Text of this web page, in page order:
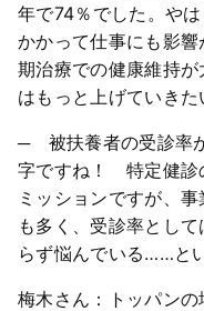
年で74％でした。や
かかって仕事にも影
期治療での健康維持
はもっと上げていきた
─ 被扶養者の受診率
字ですね！ 特定健診
ミッションですが、
も多く、受診率とし
らず悩んでいる……と
梅木さん：トッパン